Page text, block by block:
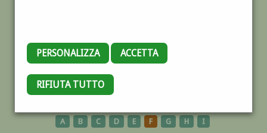
PERSONALIZZA ACCETTA
RIFIUTA TUTTO
NIZZA
A B C D E F G H I